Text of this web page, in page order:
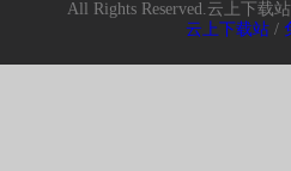
All Rights Reserved.云上下载站
云上下载站 /